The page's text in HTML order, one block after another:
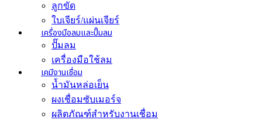
ลูกขัด
ใบเจียร์/แผ่นเจียร์
เครื่องมือลมและปั๊มลม
ปั๊มลม
เครื่องมือใช้ลม
เคมีงานเชื่อม
น้ำมันหล่อเย็น
ผงเชื่อมซับเมอร์จ
ผลิตภัณฑ์สำหรับงานเชื่อม